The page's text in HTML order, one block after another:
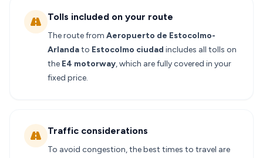
Tolls included on your route
The route from Aeropuerto de Estocolmo-
Arlandato Estocolmo ciudad includes all tolls on
the E4 motorway, which are fully covered in your
fixed price.
Traffic considerations
To avoid congestion, the best times to travel are